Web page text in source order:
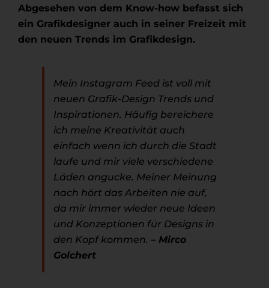
Abgesehen von dem Know-how befasst sich
ein Grafikdesigner auch in seiner Freizeit mit
den neuen Trends im Grafikdesign.
Mein Instagram Feed ist voll mit
neuen Grafik-Design Trends und
Inspirationen. Häufig bereichere
ich meine Kreativität auch
einfach wenn ich durch die Stadt
laufe und mir viele verschiedene
Läden angucke. Meiner Meinung
nach hört das Arbeiten nie auf,
da mir immer wieder neue Ideen
und Konzeptionen für Designs in
den Kopf kommen. – Mirco
Golchert